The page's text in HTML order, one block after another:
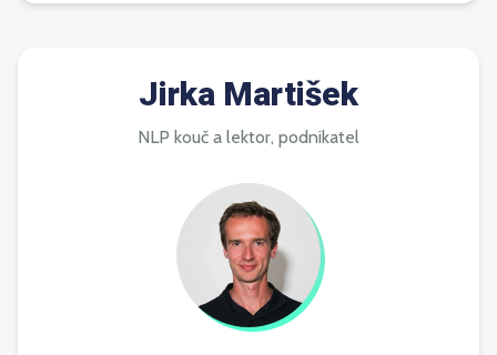
Jirka Martišek
NLP kouč a lektor, podnikatel